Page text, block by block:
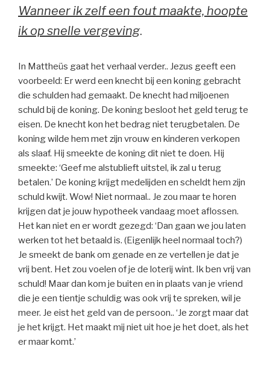
Wanneer ik zelf een fout maakte, hoopte
ik op snelle vergeving.
In Mattheüs gaat het verhaal verder.. Jezus geeft een
voorbeeld: Er werd een knecht bij een koning gebracht
die schulden had gemaakt. De knecht had miljoenen
schuld bij de koning. De koning besloot het geld terug te
eisen. De knecht kon het bedrag niet terugbetalen. De
koning wilde hem met zijn vrouw en kinderen verkopen
als slaaf. Hij smeekte de koning dit niet te doen. Hij
smeekte: ‘Geef me alstublieft uitstel, ik zal u terug
betalen.’ De koning krijgt medelijden en scheldt hem zijn
schuld kwijt. Wow! Niet normaal.. Je zou maar te horen
krijgen dat je jouw hypotheek vandaag moet aflossen.
Het kan niet en er wordt gezegd: ‘Dan gaan we jou laten
werken tot het betaald is. (Eigenlijk heel normaal toch?)
Je smeekt de bank om genade en ze vertellen je dat je
vrij bent. Het zou voelen of je de loterij wint. Ik ben vrij van
schuld! Maar dan kom je buiten en in plaats van je vriend
die je een tientje schuldig was ook vrij te spreken, wil je
meer. Je eist het geld van de persoon.. ‘Je zorgt maar dat
je het krijgt. Het maakt mij niet uit hoe je het doet, als het
er maar komt.’